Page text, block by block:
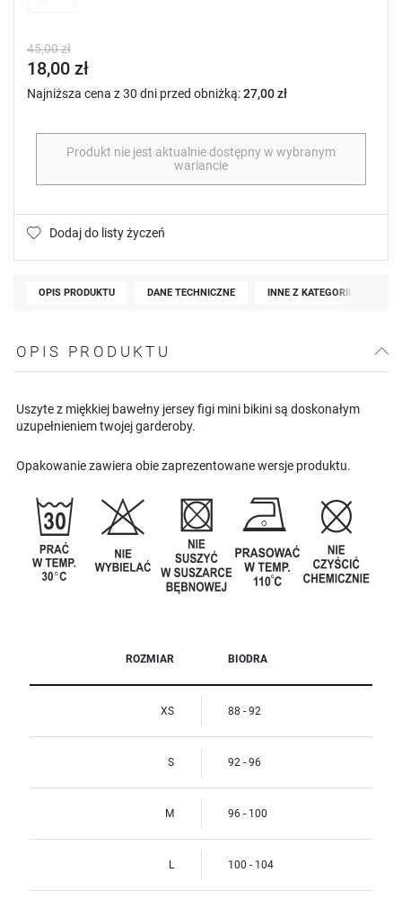
45,00 zł
18,00 zł
Najniższa cena z 30 dni przed obniżką:27,00 zł
Produkt nie jest aktualnie dostępny w wybranym
wariancie
Dodaj do listy życzeń
OPIS PRODUKTU DANE TECHNICZNE INNE Z KATEGORII
OPIS PRODUKTU
Uszyte z miękkiej bawełny jersey figi mini bikini są doskonałym
uzupełnieniem twojej garderoby.
Opakowanie zawiera obie zaprezentowane wersje produktu.
ROZMIAR BIODRA
XS 88 - 92
S 92 - 96
M 96 - 100
L 100 - 104